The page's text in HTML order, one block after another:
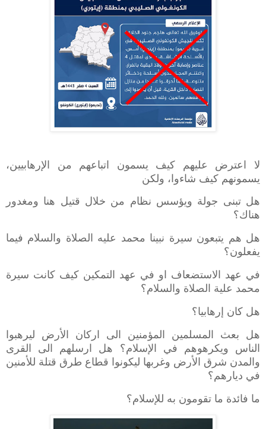
لا اعترض عليهم كيف يسمون اتباعهم من الإرهابيين،
يسمونهم كيف شاءوا، ولكن
هل تبنى جولة ويؤسس نظام من خلال قتيل هنا ومغدور
هناك؟
هل هم يتبعون سيرة نبينا محمد عليه الصلاة والسلام فيما
يفعلون؟
في عهد الاستضعاف او في عهد التمكين كيف كانت سيرة
محمد علية الصلاة والسلام؟
هل كان إرهابيا؟
هل بعث المسلمين المؤمنين الى اركان الأرض ليرهبوا
الناس ويكرهوهم في الإسلام؟ هل ارسلهم الى القرى
والمدن شرق الأرض وغربها ليكونوا قطاع طرق قتلة للأمنين
في ديارهم؟
ما فائدة ما تقومون به للإسلام؟